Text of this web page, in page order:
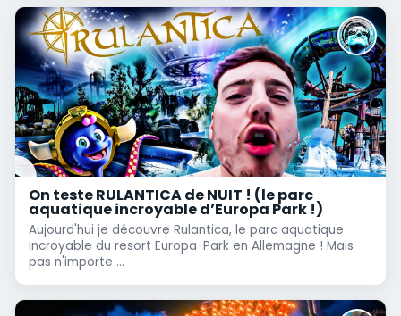
On teste RULANTICA de NUIT ! (le parc
aquatique incroyable d’Europa Park !)
Aujourd'hui je découvre Rulantica, le parc aquatique
incroyable du resort Europa-Park en Allemagne ! Mais
pas n'importe ...